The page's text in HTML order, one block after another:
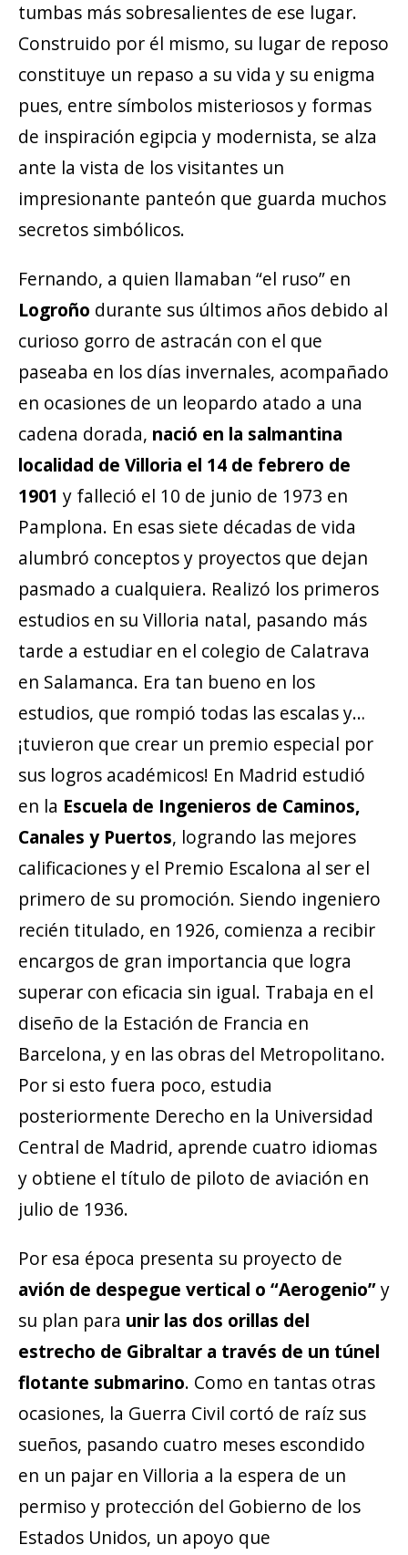
tumbas más sobresalientes de ese lugar.
Construido por él mismo, su lugar de reposo
constituye un repaso a su vida y su enigma
pues, entre símbolos misteriosos y formas
de inspiración egipcia y modernista, se alza
ante la vista de los visitantes un
impresionante panteón que guarda muchos
secretos simbólicos.
Fernando, a quien llamaban “el ruso” en
Logroño durante sus últimos años debido al
curioso gorro de astracán con el que
paseaba en los días invernales, acompañado
en ocasiones de un leopardo atado a una
cadena dorada, nació en la salmantina
localidad de Villoria el 14 de febrero de
1901 y falleció el 10 de junio de 1973 en
Pamplona. En esas siete décadas de vida
alumbró conceptos y proyectos que dejan
pasmado a cualquiera. Realizó los primeros
estudios en su Villoria natal, pasando más
tarde a estudiar en el colegio de Calatrava
en Salamanca. Era tan bueno en los
estudios, que rompió todas las escalas y…
¡tuvieron que crear un premio especial por
sus logros académicos! En Madrid estudió
en la Escuela de Ingenieros de Caminos,
Canales y Puertos, logrando las mejores
calificaciones y el Premio Escalona al ser el
primero de su promoción. Siendo ingeniero
recién titulado, en 1926, comienza a recibir
encargos de gran importancia que logra
superar con eficacia sin igual. Trabaja en el
diseño de la Estación de Francia en
Barcelona, y en las obras del Metropolitano.
Por si esto fuera poco, estudia
posteriormente Derecho en la Universidad
Central de Madrid, aprende cuatro idiomas
y obtiene el título de piloto de aviación en
julio de 1936.
Por esa época presenta su proyecto de
avión de despegue vertical o “Aerogenio”y
su plan para unir las dos orillas del
estrecho de Gibraltar a través de un túnel
flotante submarino. Como en tantas otras
ocasiones, la Guerra Civil cortó de raíz sus
sueños, pasando cuatro meses escondido
en un pajar en Villoria a la espera de un
permiso y protección del Gobierno de los
Estados Unidos, un apoyo que